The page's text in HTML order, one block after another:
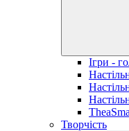
Ігри -
Творчість